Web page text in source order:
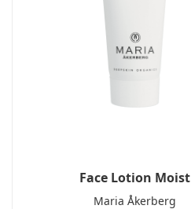
Face Lotion Moist
Maria Åkerberg